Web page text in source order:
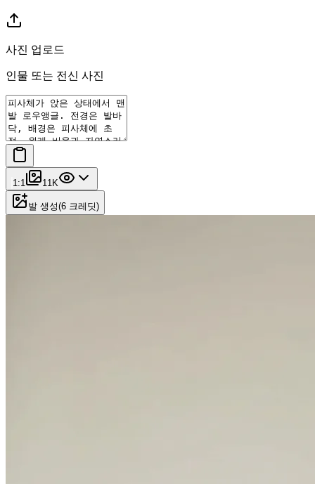
사진 업로드
인물 또는 전신 사진
1:1 1 1K
발 생성(6 크레딧)